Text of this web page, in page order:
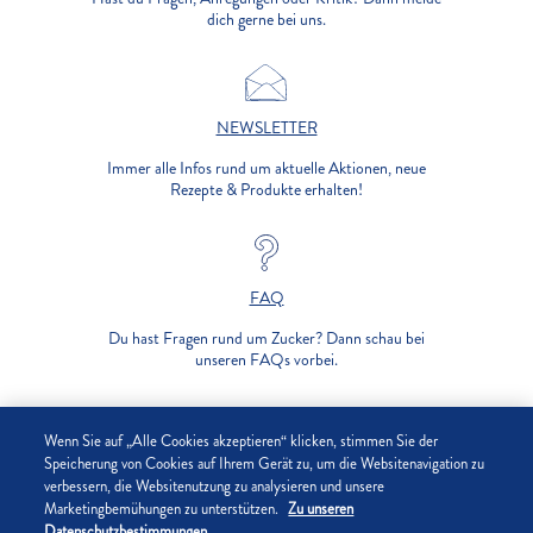
dich gerne bei uns.
NEWSLETTER
Immer alle Infos rund um aktuelle Aktionen, neue
Rezepte & Produkte erhalten!
FAQ
Du hast Fragen rund um Zucker? Dann schau bei
unseren FAQs vorbei.
UNTERNEHMEN
DATENSCHUTZ
Wenn Sie auf „Alle Cookies akzeptieren“ klicken, stimmen Sie der
Speicherung von Cookies auf Ihrem Gerät zu, um die Websitenavigation zu
verbessern, die Websitenutzung zu analysieren und unsere
Marketingbemühungen zu unterstützen. Zu unseren